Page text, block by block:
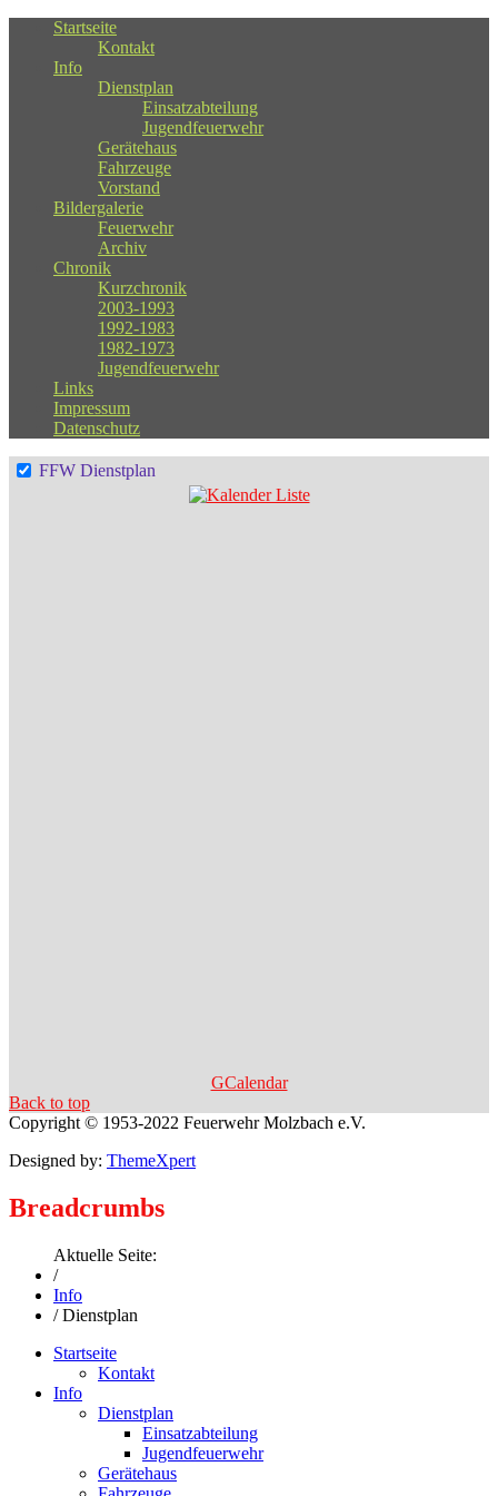
Startseite
Kontakt
Info
Dienstplan
Einsatzabteilung
Jugendfeuerwehr
Gerätehaus
Fahrzeuge
Vorstand
Bildergalerie
Feuerwehr
Archiv
Chronik
Kurzchronik
2003-1993
1992-1983
1982-1973
Jugendfeuerwehr
Links
Impressum
Datenschutz
FFW Dienstplan
GCalendar
Back to top
Copyright © 1953-2022 Feuerwehr Molzbach e.V.
Designed by: ThemeXpert
Breadcrumbs
Aktuelle Seite:
/
Info
/ Dienstplan
Startseite
Kontakt
Info
Dienstplan
Einsatzabteilung
Jugendfeuerwehr
Gerätehaus